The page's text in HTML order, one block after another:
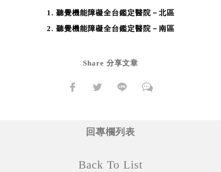
聽覺機能障礙全台鑑定醫院－北區
聽覺機能障礙全台鑑定醫院－南區
Share 分享文章
回專欄列表
Back To List